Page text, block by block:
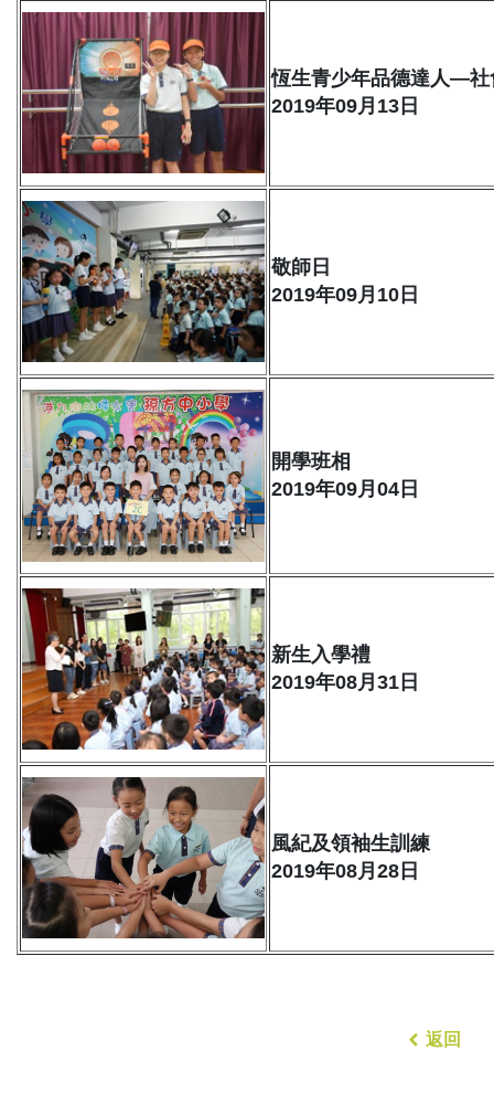
恆生青少年品德達人—社
2019年09月13日
敬師日
2019年09月10日
開學班相
2019年09月04日
新生入學禮
2019年08月31日
風紀及領袖生訓練
2019年08月28日
返回